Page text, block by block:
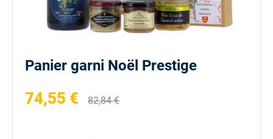
Panier garni Noël Prestige
74,55 € 82,84 €